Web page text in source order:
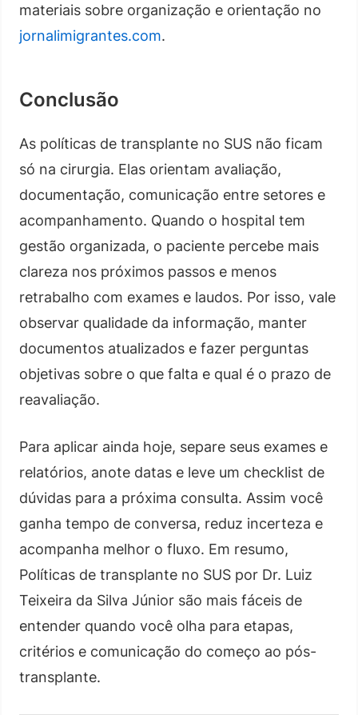
materiais sobre organização e orientação no
jornalimigrantes.com.
Conclusão
As políticas de transplante no SUS não ficam
só na cirurgia. Elas orientam avaliação,
documentação, comunicação entre setores e
acompanhamento. Quando o hospital tem
gestão organizada, o paciente percebe mais
clareza nos próximos passos e menos
retrabalho com exames e laudos. Por isso, vale
observar qualidade da informação, manter
documentos atualizados e fazer perguntas
objetivas sobre o que falta e qual é o prazo de
reavaliação.
Para aplicar ainda hoje, separe seus exames e
relatórios, anote datas e leve um checklist de
dúvidas para a próxima consulta. Assim você
ganha tempo de conversa, reduz incerteza e
acompanha melhor o fluxo. Em resumo,
Políticas de transplante no SUS por Dr. Luiz
Teixeira da Silva Júnior são mais fáceis de
entender quando você olha para etapas,
critérios e comunicação do começo ao pós-
transplante.